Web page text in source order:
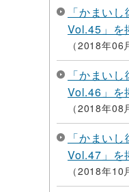
「かまい
Vol.45」を
2018年06
「かまい
Vol.46」を
2018年08
「かまい
Vol.47」を
2018年10